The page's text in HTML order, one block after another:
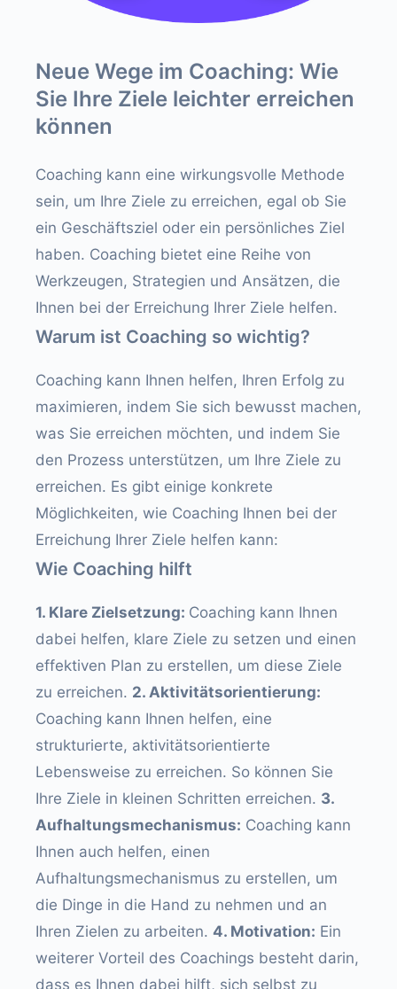
Neue Wege im Coaching: Wie
Sie Ihre Ziele leichter erreichen
können
Coaching kann eine wirkungsvolle Methode
sein, um Ihre Ziele zu erreichen, egal ob Sie
ein Geschäftsziel oder ein persönliches Ziel
haben. Coaching bietet eine Reihe von
Werkzeugen, Strategien und Ansätzen, die
Ihnen bei der Erreichung Ihrer Ziele helfen.
Warum ist Coaching so wichtig?
Coaching kann Ihnen helfen, Ihren Erfolg zu
maximieren, indem Sie sich bewusst machen,
was Sie erreichen möchten, und indem Sie
den Prozess unterstützen, um Ihre Ziele zu
erreichen. Es gibt einige konkrete
Möglichkeiten, wie Coaching Ihnen bei der
Erreichung Ihrer Ziele helfen kann:
Wie Coaching hilft
1. Klare Zielsetzung: Coaching kann Ihnen
dabei helfen, klare Ziele zu setzen und einen
effektiven Plan zu erstellen, um diese Ziele
zu erreichen. 2. Aktivitätsorientierung:
Coaching kann Ihnen helfen, eine
strukturierte, aktivitätsorientierte
Lebensweise zu erreichen. So können Sie
Ihre Ziele in kleinen Schritten erreichen. 3.
Aufhaltungsmechanismus: Coaching kann
Ihnen auch helfen, einen
Aufhaltungsmechanismus zu erstellen, um
die Dinge in die Hand zu nehmen und an
Ihren Zielen zu arbeiten. 4. Motivation: Ein
weiterer Vorteil des Coachings besteht darin,
dass es Ihnen dabei hilft, sich selbst zu